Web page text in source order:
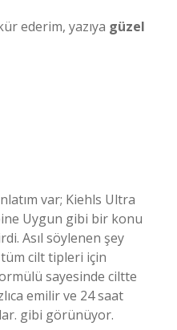
ederim, yazıya güzel
var; Kiehls Ultra
Uygun gibi bir konu
Asıl söylenen şey
tüm cilt tipleri için
sayesinde ciltte
emilir ve 24 saat
gibi görünüyor.